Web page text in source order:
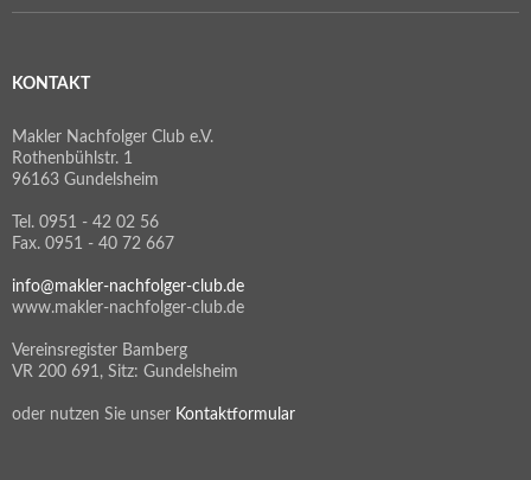
KONTAKT
Makler Nachfolger Club e.V.
Rothenbühlstr. 1
96163 Gundelsheim
Tel. 0951 - 42 02 56
Fax. 0951 - 40 72 667
info@makler-nachfolger-club.de
www.makler-nachfolger-club.de
Vereinsregister Bamberg
VR 200 691, Sitz: Gundelsheim
oder nutzen Sie unser Kontaktformular